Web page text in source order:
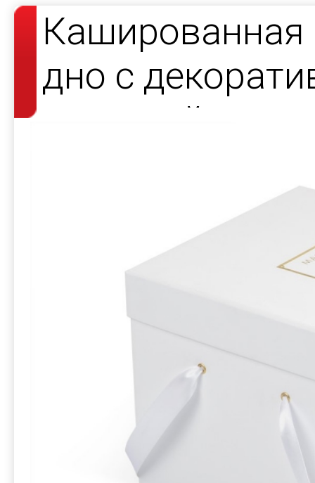
дно с
атласной